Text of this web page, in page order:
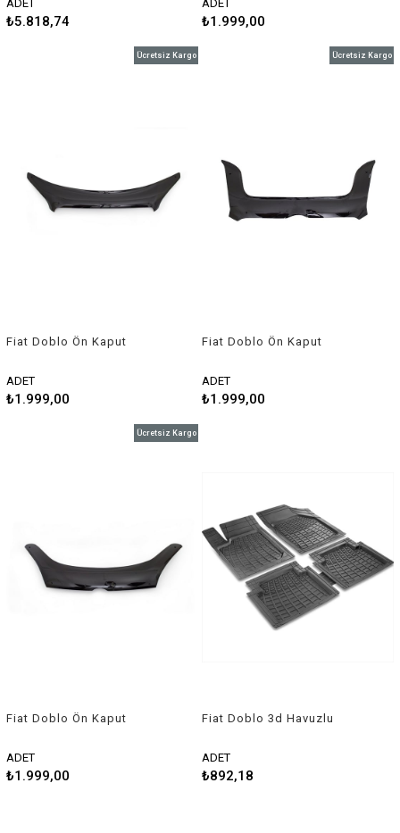
ADET
₺5.818,74
ADET
₺1.999,00
Fiat Doblo Ön Kaput
ADET
₺1.999,00
Ücretsiz Kargo
Fiat Doblo Ön Kaput
ADET
₺1.999,00
Ücretsiz Kargo
Fiat Doblo Ön Kaput
ADET
₺1.999,00
Ücretsiz Kargo
Fiat Doblo 3d Havuzlu
ADET
₺892,18